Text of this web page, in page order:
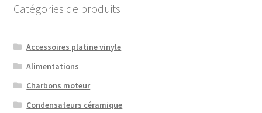
Catégories de produits
Accessoires platine vinyle
Alimentations
Charbons moteur
Condensateurs céramique